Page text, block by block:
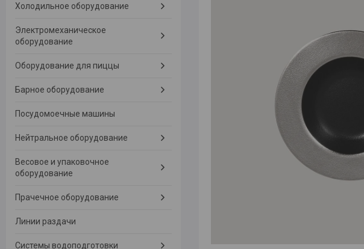
Холодильное оборудование
Электромеханическое
оборудование
Оборудование для пиццы
Барное оборудование
Посудомоечные машины
Нейтральное оборудование
Весовое и упаковочное
оборудование
Прачечное оборудование
Линии раздачи
Системы водоподготовки